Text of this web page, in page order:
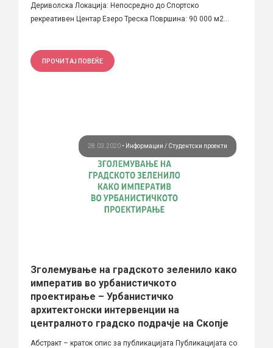
Дериволска Локација: Непосредно до Спортско
рекреативен Центар Езеро Треска Површина: 90 000 м2...
ПРОЧИТАЈ ПОВЕЌЕ
28.03.2020 • Информации Студентски проекти
Зголемување на градското зеленило како
императив во урбанистичкото
проектирање – Урбанистичко
архитектонски интервенции на
централното градско подрачје на Скопје
Абстракт – краток опис за публикацијата Публикацијата со